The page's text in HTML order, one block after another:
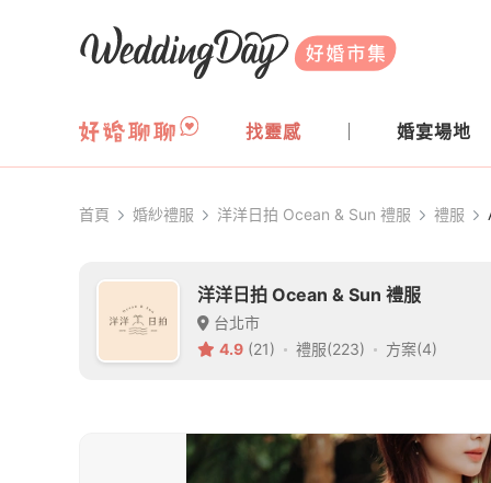
WeddingDay 好婚市集
找靈感 婚宴場地
首頁 婚紗禮服 洋洋日拍 Ocean & Sun 禮服 禮服
洋洋日拍 Ocean & Sun 禮服
台北市
4.9 (21) 禮服(223) 方案(4)